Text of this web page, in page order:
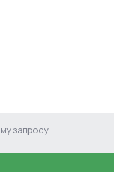
запросу